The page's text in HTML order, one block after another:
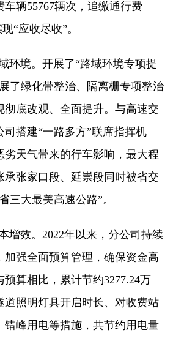
辆55767辆次，追缴通行费
“应收尽收”。
环境。开展了“路域环境专项提
了绿化带整治、隔离栅专项整治
彻底改观、全面提升。与高速交
搭建“一路多方”联席指挥机
劣天气带来的行车影响，最大程
承张家口段、延崇段同时被省交
三大最美高速公路”。
增效。2022年以来，分公司持续
加强全面预算管理，确保资金高
算相比，累计节约3277.24万
道照明灯具开启时长、对收费站
错峰用电等措施，共节约用电量